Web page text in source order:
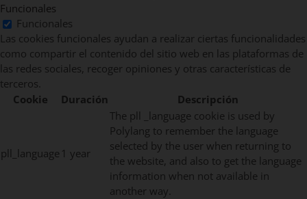
Funcionales
Funcionales
Las cookies funcionales ayudan a realizar ciertas funcionalidades
como compartir el contenido del sitio web en las plataformas de
las redes sociales, recoger opiniones y otras características de
terceros.
Cookie
Duración Descripción
pll_language 1 year
The pll _language cookie is used by
Polylang to remember the language
selected by the user when returning to
the website, and also to get the language
information when not available in
another way.